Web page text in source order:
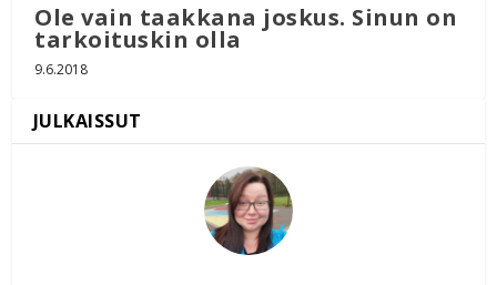
Ole vain taakkana joskus. Sinun on
tarkoituskin olla
9.6.2018